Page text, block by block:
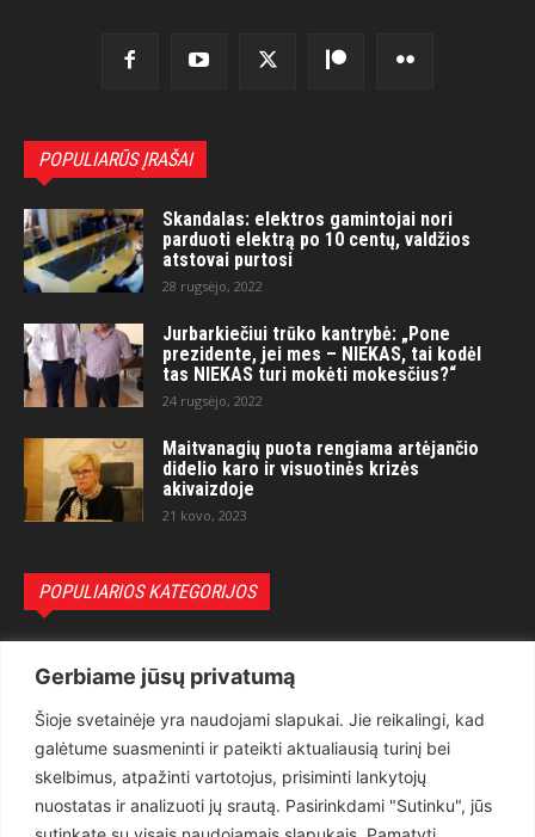
Gerbiame jūsų privatumą
Šioje svetainėje yra naudojami slapukai. Jie reikalingi, kad
galėtume suasmeninti ir pateikti aktualiausią turinį bei
skelbimus, atpažinti vartotojus, prisiminti lankytojų
nuostatas ir analizuoti jų srautą. Pasirinkdami "Sutinku", jūs
POPULIARŪS ĮRAŠAI
Skandalas: elektros gamintojai nori
parduoti elektrą po 10 centų, valdžios
atstovai purtosi
28 rugsėjo, 2022
Jurbarkiečiui trūko kantrybė: „Pone
prezidente, jei mes – NIEKAS, tai kodėl
tas NIEKAS turi mokėti mokesčius?“
24 rugsėjo, 2022
Maitvanagių puota rengiama artėjančio
didelio karo ir visuotinės krizės
akivaizdoje
21 kovo, 2023
POPULIARIOS KATEGORIJOS
Teisėsauga
1497
Aktualu
Lietuva
619